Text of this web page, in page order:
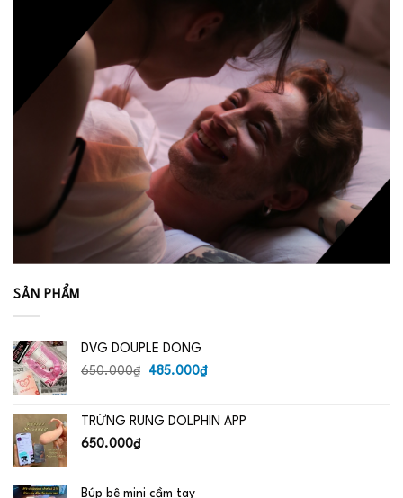
SẢN PHẨM
DVG DOUPLE DONG
650.000₫
Giá
650.000₫.
485.000₫Giá
là:
TRỨNG RUNG DOLPHIN APP
650.000₫
Búp bê mini cầm tay